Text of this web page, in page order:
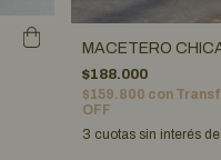
MACETERO
$188.000
$159.800 con
OFF
3 cuotas sin interés de